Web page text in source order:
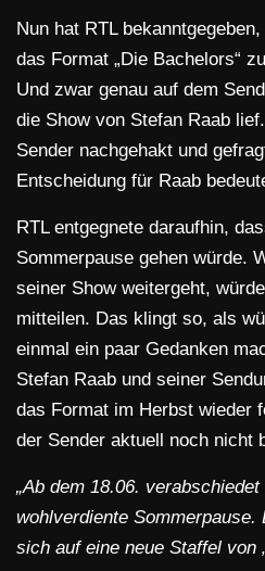
Nun hat RTL
das Format „Die Bachelors“
Und zwar genau auf dem
die Show von Stefan Raab
Sender nachgehakt und
Entscheidung für Raab
RTL entgegnete daraufhin,
Sommerpause gehen würde.
seiner Show weitergeht,
mitteilen. Das klingt so, als
einmal ein paar Gedanken
Stefan Raab und seiner
das Format im Herbst wieder
der Sender aktuell noch nicht
„Ab dem 18.06.
wohlverdiente Sommerpause.
sich auf eine neue Staffel von